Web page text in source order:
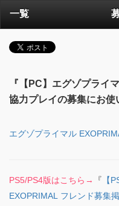
一覧
『【PC】エグゾプライ
協力プレイの募集にお使
エグゾプライマル
PS5/PS4版はこちら→ 『 【
EXOPRIMAL フレンド募集